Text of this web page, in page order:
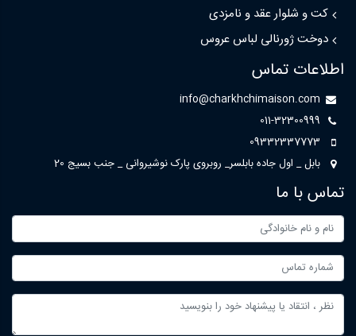
کت و شلوار عقد و نامزدی
دوخت ژورنالی لباس عروس
اطلاعات تماس
info@charkhchimaison.com
011-32300999
09332337773
بابل _ اول جاده بابلسر_ روبروی پارک نوشیروانی _ جنب بسیج 20
تماس با ما